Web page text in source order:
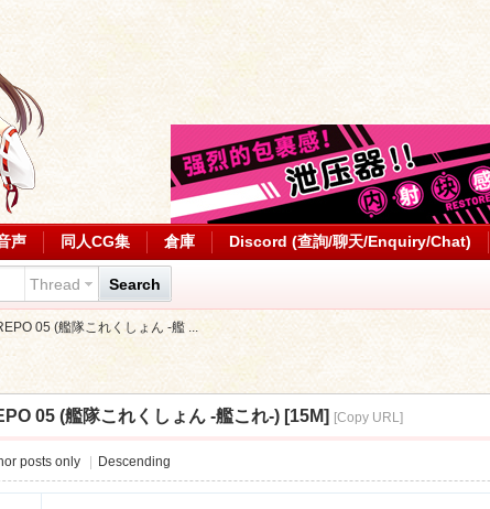
声 同人CG集 倉庫 Discord (查詢/聊天/Enquiry/Chat)
Thread Search
05 (艦隊これくしょん -艦 ...
05 (艦隊これくしょん -艦これ-) [15M] [Copy URL]
posts only Descending